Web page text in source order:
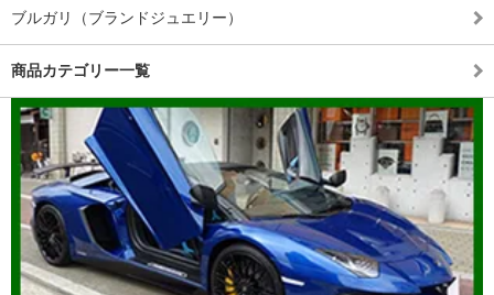
ブルガリ（ブランドジュエリー）
商品カテゴリー一覧